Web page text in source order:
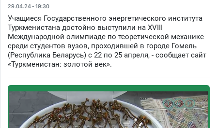
29.04.24 - 19:30
Учащиеся Государственного энергетического института
Туркменистана достойно выступили на XVIII
Международной олимпиаде по теоретической механике
среди студентов вузов, проходившей в городе Гомель
(Республика Беларусь) с 22 по 25 апреля, - сообщает сайт
«Туркменистан: золотой век».